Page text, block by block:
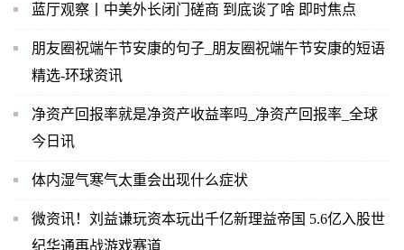
蓝厅观察丨中美外长闭门磋商 到底谈了啥 即时焦点
朋友圈祝端午节安康的句子_朋友圈祝端午节安康的短语
精选-环球资讯
净资产回报率就是净资产收益率吗_净资产回报率_全球
今日讯
体内湿气寒气太重会出现什么症状
微资讯！刘益谦玩资本玩出千亿新理益帝国 5.6亿入股世
纪华通再战游戏赛道